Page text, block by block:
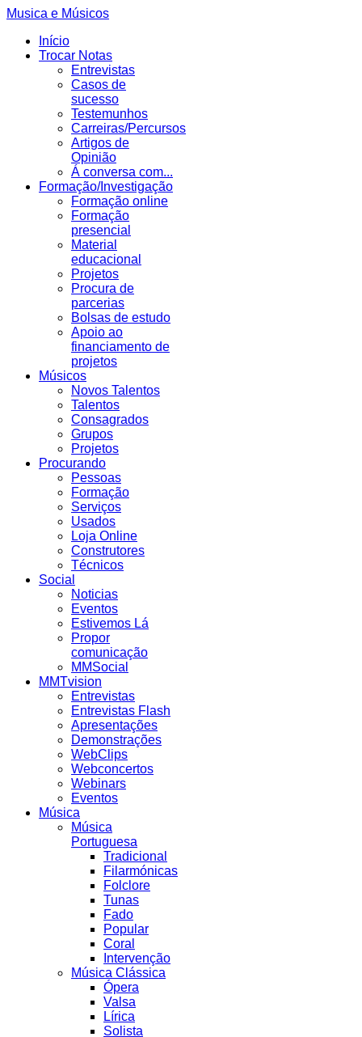
Musica e Músicos
Início
Trocar Notas
Entrevistas
Casos de
sucesso
Testemunhos
Carreiras/Percursos
Artigos de
Opinião
Á conversa com...
Formação/Investigação
Formação online
Formação
presencial
Material
educacional
Projetos
Procura de
parcerias
Bolsas de estudo
Apoio ao
financiamento de
projetos
Músicos
Novos Talentos
Talentos
Consagrados
Grupos
Projetos
Procurando
Pessoas
Formação
Serviços
Usados
Loja Online
Construtores
Técnicos
Social
Noticias
Eventos
Estivemos Lá
Propor
comunicação
MMSocial
MMTvision
Entrevistas
Entrevistas Flash
Apresentações
Demonstrações
WebClips
Webconcertos
Webinars
Eventos
Música
Música
Portuguesa
Tradicional
Filarmónicas
Folclore
Tunas
Fado
Popular
Coral
Intervenção
Música Clássica
Ópera
Valsa
Lírica
Solista